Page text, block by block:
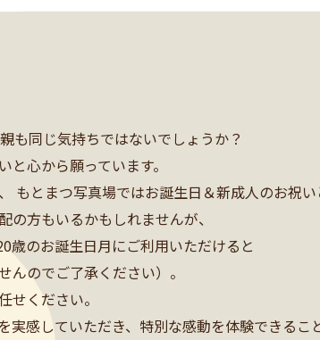
も同じ気持ちではないでしょうか？
心から願っています。
とまつ写真場ではお誕生日＆新成人のお祝い
方もいるかもしれませんが、
歳のお誕生日月にご利用いただけると
のでご了承ください）。
ください。
感していただき、特別な感動を体験できる